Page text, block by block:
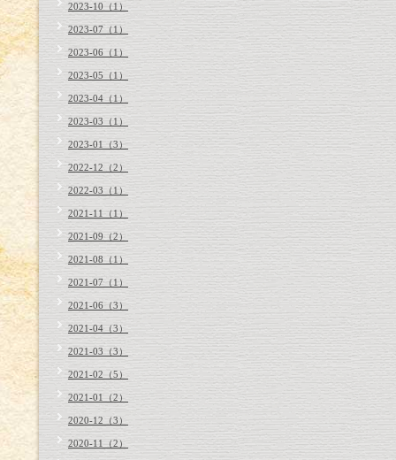
2023-10（1）
2023-07（1）
2023-06（1）
2023-05（1）
2023-04（1）
2023-03（1）
2023-01（3）
2022-12（2）
2022-03（1）
2021-11（1）
2021-09（2）
2021-08（1）
2021-07（1）
2021-06（3）
2021-04（3）
2021-03（3）
2021-02（5）
2021-01（2）
2020-12（3）
2020-11（2）